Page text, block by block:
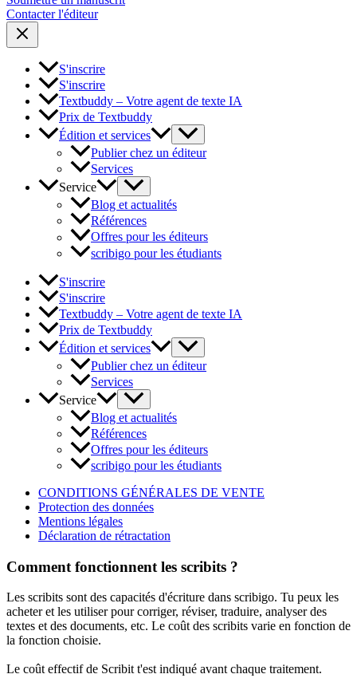
Contacter l'éditeur
S'inscrire
S'inscrire
Textbuddy – Votre agent de texte IA
Prix de Textbuddy
Édition et services
Publier chez un éditeur
Services
Service
Blog et actualités
Références
Offres pour les éditeurs
scribigo pour les étudiants
S'inscrire
S'inscrire
Textbuddy – Votre agent de texte IA
Prix de Textbuddy
Édition et services
Publier chez un éditeur
Services
Service
Blog et actualités
Références
Offres pour les éditeurs
scribigo pour les étudiants
CONDITIONS GÉNÉRALES DE VENTE
Protection des données
Mentions légales
Déclaration de rétractation
Comment fonctionnent les scribits ?
Les scribits sont des capacités d'écriture dans scribigo. Tu peux les
acheter et les utiliser pour corriger, réviser, traduire, analyser des
textes et des documents, etc. Le coût des scribits varie en fonction de
la fonction choisie.
Le coût effectif de Scribit t'est indiqué avant chaque traitement.